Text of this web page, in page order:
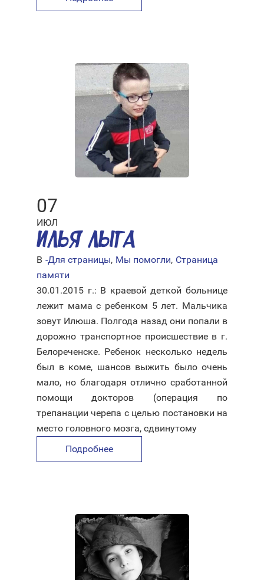
07
ИЮЛ
ИЛЬЯ ЛЫГА
В -Для страницы, Мы помогли, Страница
памяти
30.01.2015 г.: В краевой деткой больнице
лежит мама с ребенком 5 лет. Мальчика
зовут Илюша. Полгода назад они попали в
дорожно транспортное происшествие в г.
Белореченске. Ребенок несколько недель
был в коме, шансов выжить было очень
мало, но благодаря отлично сработанной
помощи докторов (операция по
трепанации черепа с целью постановки на
место головного мозга, сдвинутому
Подробнее